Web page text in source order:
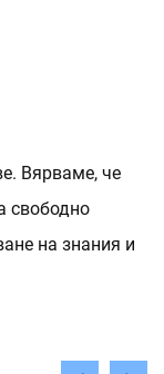
Вярваме, че
свободно
на знания и